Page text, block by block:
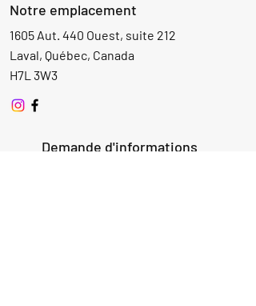
Notre emplacement
1605 Aut. 440 Ouest, suite 212
Laval, Québec, Canada
H7L 3W3
Demande d'informations